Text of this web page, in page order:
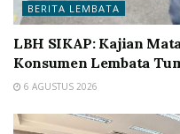
BERITA LEMBATA
LBH SIKAP: Kajian
Konsumen Lembata
6 AGUSTUS 2026